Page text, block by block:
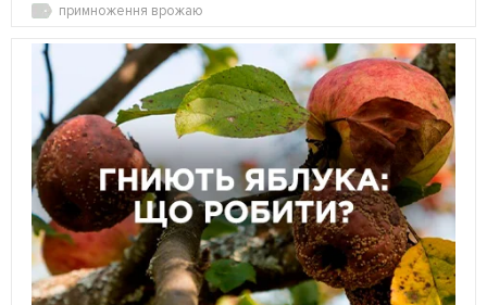
примноження врожаю